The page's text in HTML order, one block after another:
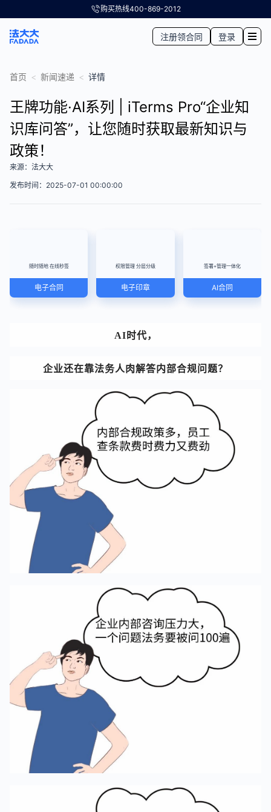
购买热线400-869-2012
注册领合同 登录
首页 < 新闻速递 < 详情
王牌功能·AI系列 | iTerms Pro“企业知
识库问答”，让您随时获取最新知识与
政策！
来源：法大大
发布时间：2025-07-01 00:00:00
随时随地 在线秒签
电子合同
权限管理 分层分级
电子印章
签署+管理一体化
AI合同
AI时代，
企业还在靠法务人肉解答内部合规问题？